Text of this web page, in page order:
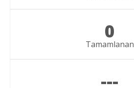
0
Tamamlanan
---